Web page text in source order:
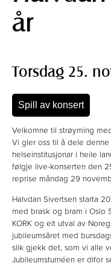
år
Torsdag 25.
Spill av konsert
Velkomne til strøyming
Vi gler oss til å dele
helseinstitusjonar i heile
følgje live-konserten den
reprise måndag 29
Halvdan Sivertsen starta
med brask og bram i Oslo
KORK og eit utval av
jubileumsåret med
slik gjekk det, som vi alle
Jubileumsturnéen er difor